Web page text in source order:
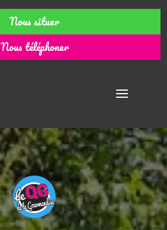
Nous situer
Nous téléphoner